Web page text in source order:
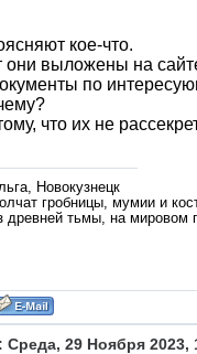
кое-что.
они выложены на
по
что их не
Новокузнецк
гробницы, мумии и
древней тьмы, на мировом
Среда, 29 Ноября